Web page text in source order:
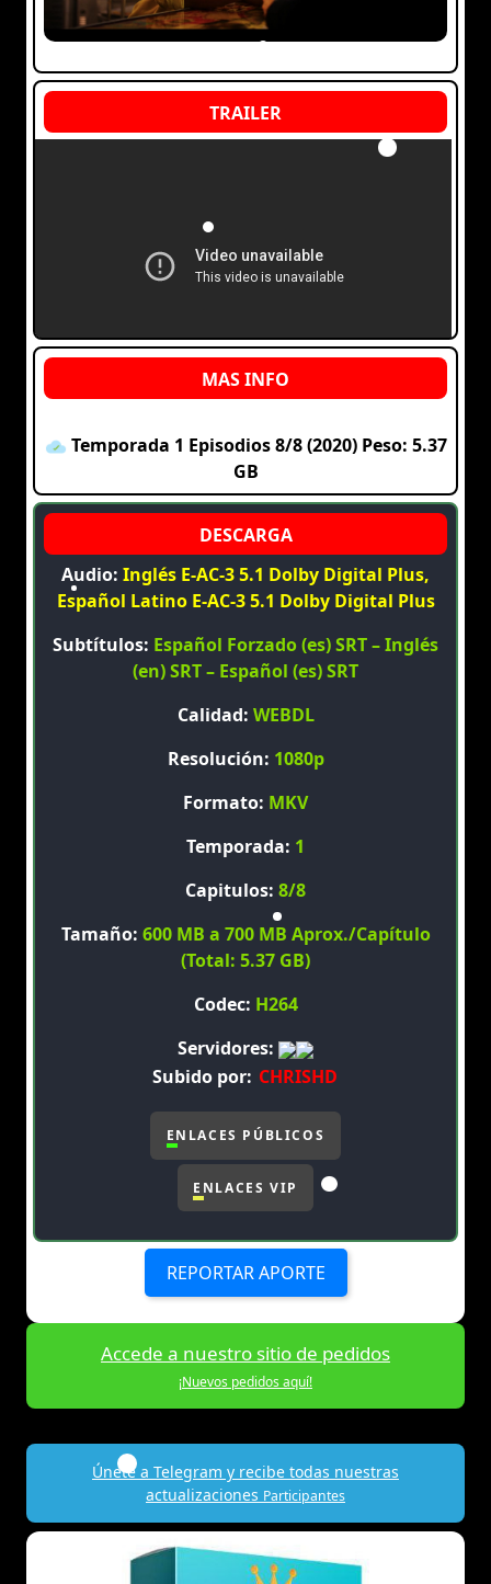
Temporada 1 Episodios 8/8 (2020) Peso: 5.37
GB
Audio: Inglés E-AC-3 5.1 Dolby Digital Plus,
Español Latino E-AC-3 5.1 Dolby Digital Plus
Subtítulos: Español Forzado (es) SRT – Inglés
(en) SRT – Español (es) SRT
Calidad: WEBDL
Resolución: 1080p
Formato: MKV
Temporada: 1
Capitulos: 8/8
Tamaño: 600 MB a 700 MB Aprox./Capítulo
(Total: 5.37 GB)
Codec: H264
Servidores:
Subido por: CHRISHD
ENLACES PÚBLICOS
ENLACES VIP
REPORTAR APORTE
Accede a nuestro sitio de pedidos
¡Nuevos pedidos aquí!
Únete a Telegram y recibe todas nuestras
actualizaciones Participantes